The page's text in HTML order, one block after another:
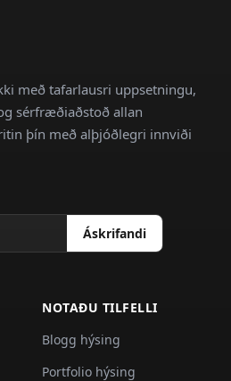
með tafarlausri uppsetningu,
sérfræðiaðstoð allan
þín með alþjóðlegri innviði
Áskrifandi
NOTAÐU TILFELLI
Blogg hýsing
Portfolio hýsing